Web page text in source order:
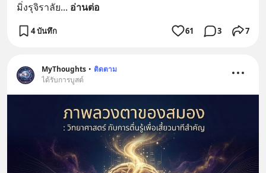
มิ่งรุจิราลัย... อ่านต่อ
4 บันทึก 61 3 7
MyThoughts • ติดตาม
ได้รับการบูสต์